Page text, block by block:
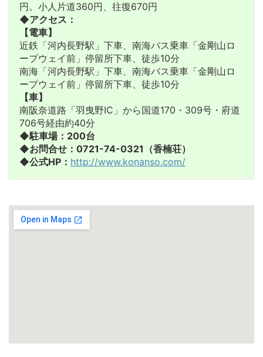
円。小人片道360円、往復670円
◆アクセス：
【電車】
近鉄「河内長野駅」下車、南海バス乗車「金剛山ロ
ープウェイ前」停留所下車、徒歩10分
南海「河内長野駅」下車、南海バス乗車「金剛山ロ
ープウェイ前」停留所下車、徒歩10分
【車】
南阪奈道路「羽曳野IC」から国道170・309号・府道
706号経由約40分
◆駐車場：200台
◆お問合せ：0721-74-0321（香楠荘）
◆公式HP： http://www.konanso.com/